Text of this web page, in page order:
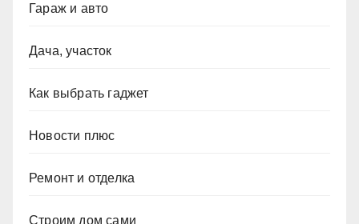
Гараж и авто
Дача, участок
Как выбрать гаджет
Новости плюс
Ремонт и отделка
Строим дом сами